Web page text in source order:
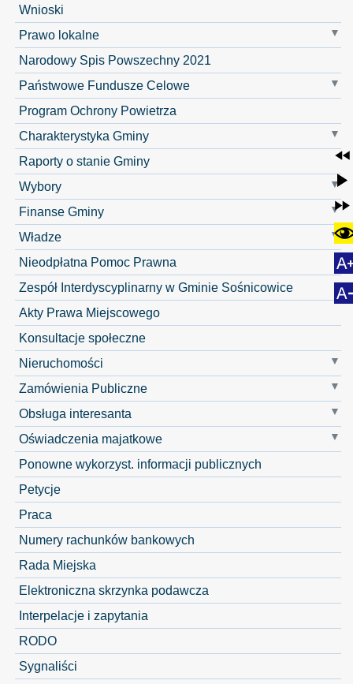
Wnioski
Prawo lokalne
Narodowy Spis Powszechny 2021
Państwowe Fundusze Celowe
Program Ochrony Powietrza
Charakterystyka Gminy
Raporty o stanie Gminy
Wybory
Finanse Gminy
Władze
Nieodpłatna Pomoc Prawna
Zespół Interdyscyplinarny w Gminie Sośnicowice
Akty Prawa Miejscowego
Konsultacje społeczne
Nieruchomości
Zamówienia Publiczne
Obsługa interesanta
Oświadczenia majatkowe
Ponowne wykorzyst. informacji publicznych
Petycje
Praca
Numery rachunków bankowych
Rada Miejska
Elektroniczna skrzynka podawcza
Interpelacje i zapytania
RODO
Sygnaliści